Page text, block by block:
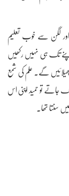
لگن سے خوب تعلیم
تک ہی نہیں رکھیں
گے۔ علم کی شمع
جاتے تو حمید اپنی اس
سنتا تھا۔